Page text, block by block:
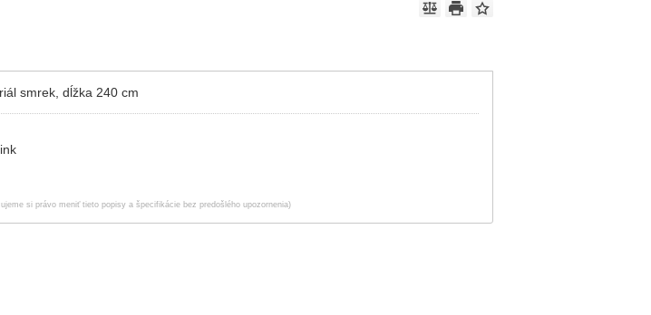
smrek, dĺžka 240 cm
si právo meniť tieto popisy a špecifikácie bez predošlého upozornenia)